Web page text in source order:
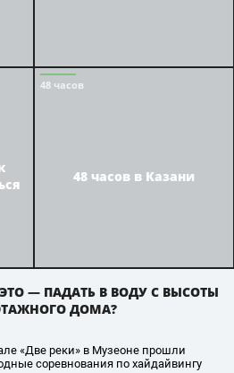
48 часов
48 часов в Казани
— ПАДАТЬ В ВОДУ С ВЫСОТЫ
ДОМА?
«Две реки» в Музеоне прошли
соревнования по хайдайвингу